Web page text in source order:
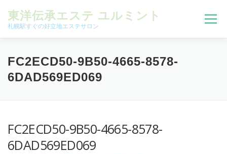
東洋伝承エステ ユルミント
札幌駅すぐの好立地エステサロン
メニュー
初回限定お試しコース（ご新規様限定）
オンラインメニュー アクセス よくある質問
FC2ECD50-9B50-4665-8578-
6DAD569ED069
FC2ECD50-9B50-4665-8578-
6DAD569ED069